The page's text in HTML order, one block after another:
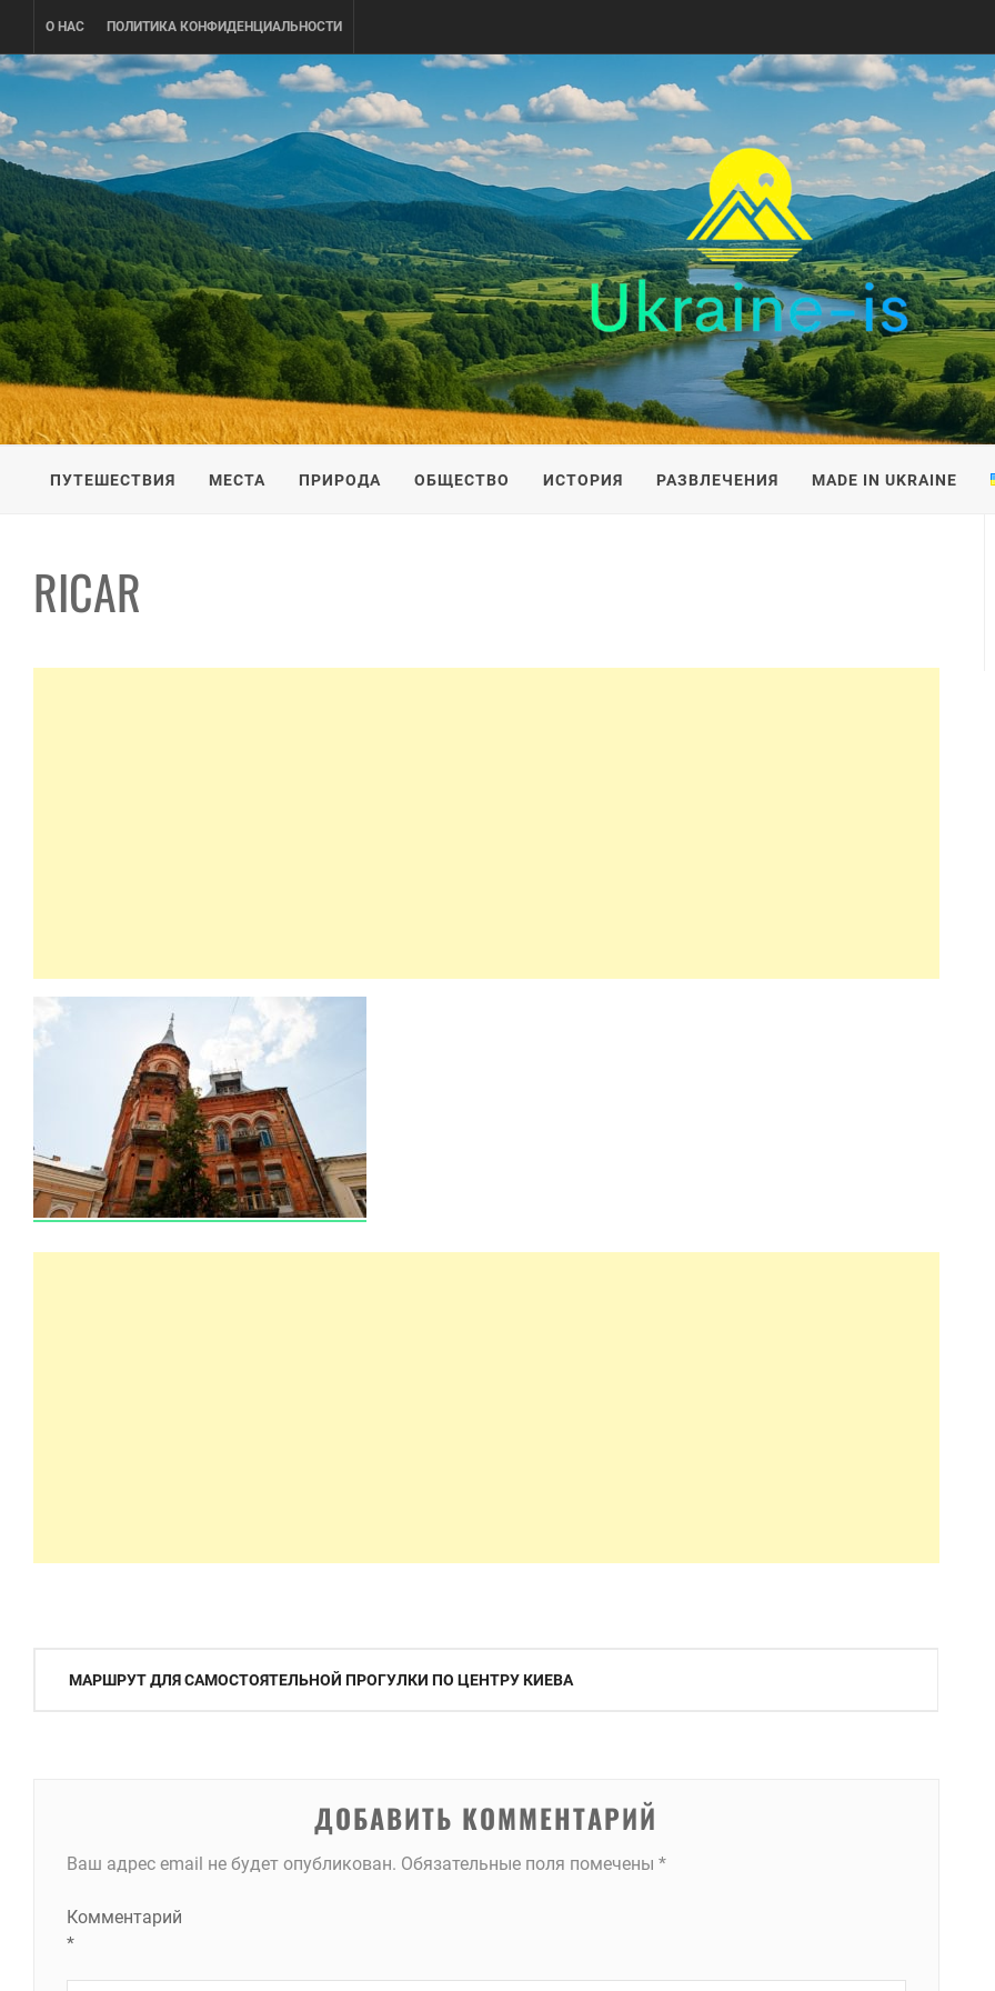
content
О НАС ПОЛИТИКА КОНФИДЕНЦИАЛЬНОСТИ
UKRAINE-IS
ПУТЕШЕСТВИЕ ПО УКРАИНЕ
ПУТЕШЕСТВИЯ МЕСТА ПРИРОДА ОБЩЕСТВО ИСТОРИЯ РАЗВЛЕЧЕНИЯ MADE IN UKRAINE
RICAR
Навигация
МАРШРУТ ДЛЯ САМОСТОЯТЕЛЬНОЙ ПРОГУЛКИ ПО ЦЕНТРУ КИЕВА
ДОБАВИТЬ КОММЕНТАРИЙ
Ваш адрес email не будет опубликован. Обязательные поля помечены *
Комментарий
*